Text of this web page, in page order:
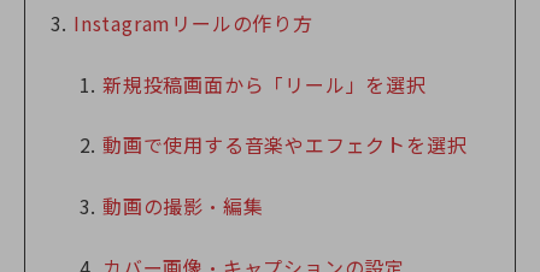
Instagramリールの作り方
新規投稿画面から「リール」を選択
動画で使用する音楽やエフェクトを選択
動画の撮影・編集